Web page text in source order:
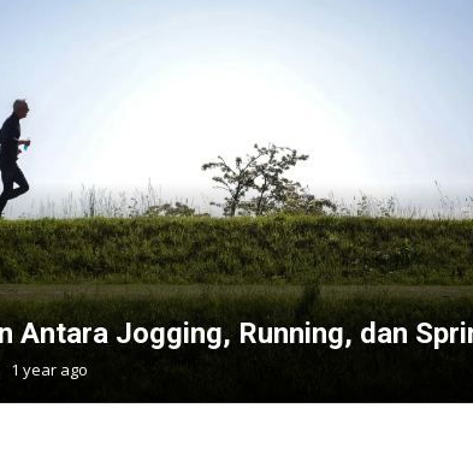
Antara Jogging, Running, dan
1 year ago